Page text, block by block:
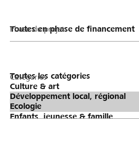
Phase du projet
Catégories